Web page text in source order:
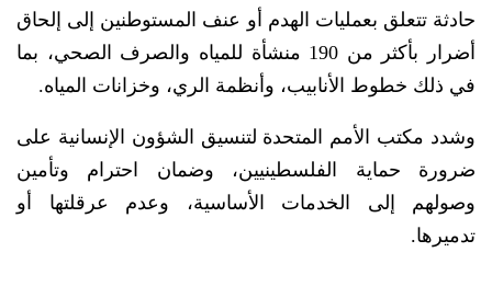
حادثة تتعلق بعمليات الهدم أو عنف المستوطنين إلى إلحاق
أضرار بأكثر من 190 منشأة للمياه والصرف الصحي، بما
في ذلك خطوط الأنابيب، وأنظمة الري، وخزانات المياه.
وشدد مكتب الأمم المتحدة لتنسيق الشؤون الإنسانية على
ضرورة حماية الفلسطينيين، وضمان احترام وتأمين
وصولهم إلى الخدمات الأساسية، وعدم عرقلتها أو
تدميرها.